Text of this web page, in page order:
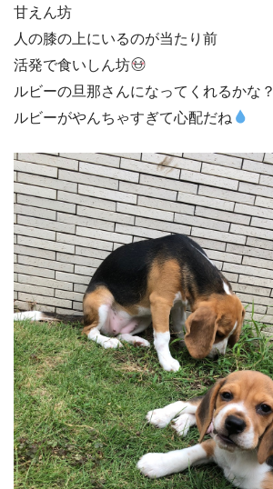
甘えん坊
人の膝の上にいるのが当たり前
活発で食いしん坊
ルビーの旦那さんになってくれるかな？
ルビーがやんちゃすぎて心配だね